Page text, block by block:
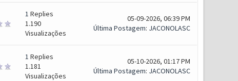
1 Replies
1.190
Visualizações
05-09-2026, 06:39 PM
Última Postagem: JACONOLASC
1 Replies
1.181
Visualizações
05-10-2026, 01:17 PM
Última Postagem: JACONOLASC